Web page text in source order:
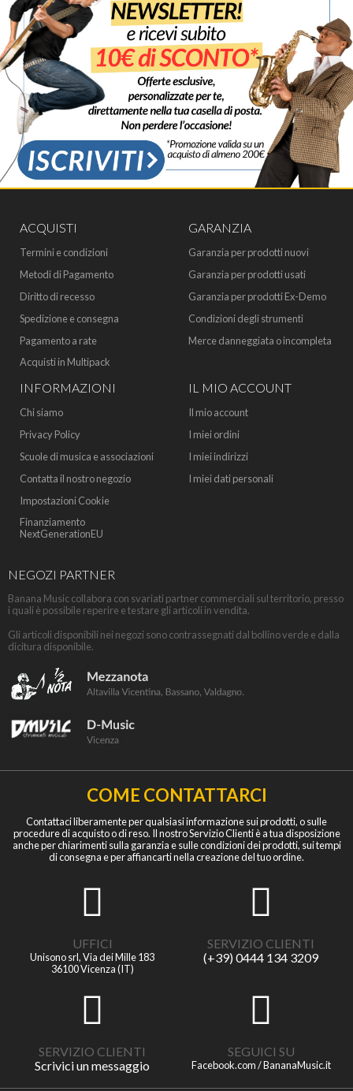
ACQUISTI
Termini e condizioni
Metodi di Pagamento
Diritto di recesso
Spedizione e consegna
Pagamento a rate
Acquisti in Multipack
GARANZIA
Garanzia per prodotti nuovi
Garanzia per prodotti usati
Garanzia per prodotti Ex-Demo
Condizioni degli strumenti
Merce danneggiata o incompleta
INFORMAZIONI
Chi siamo
Privacy Policy
Scuole di musica e associazioni
Contatta il nostro negozio
Impostazioni Cookie
Finanziamento
NextGenerationEU
IL MIO ACCOUNT
Il mio account
I miei ordini
I miei indirizzi
I miei dati personali
NEGOZI PARTNER
Banana Music collabora con svariati partner commerciali sul territorio, presso
i quali è possibile reperire e testare gli articoli in vendita.
Gli articoli disponibili nei negozi sono contrassegnati dal bollino verde e dalla
dicitura disponibile.
COME CONTATTARCI
Contattaci liberamente per qualsiasi informazione sui prodotti, o sulle
procedure di acquisto o di reso. Il nostro Servizio Clienti è a tua disposizione
anche per chiarimenti sulla garanzia e sulle condizioni dei prodotti, sui tempi
di consegna e per affiancarti nella creazione del tuo ordine.
UFFICI
Unisono srl, Via dei Mille 183
36100 Vicenza (IT)
SERVIZIO CLIENTI
(+39) 0444 134 3209
SERVIZIO CLIENTI
Scrivici un messaggio
SEGUICI SU
Facebook.com / BananaMusic.it